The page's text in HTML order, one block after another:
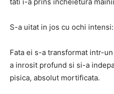
S-a uitat in jos cu ochi intensi:
Fata ei s-a transformat intr-
a inrosit profund si si-a
pisica, absolut mortificata.